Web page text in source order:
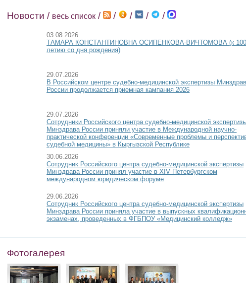
Новости / весь список/ / / / /
03.08.2026
ТАМАРА КОНСТАНТИНОВНА ОСИПЕНКОВА-ВИЧТОМОВА (к
летию со дня рождения)
29.07.2026
В Российском центре судебно-медицинской экспертизы
России продолжается приемная кампания 2026
29.07.2026
Сотрудники Российского центра судебно-медицинской
Минздрава России приняли участие в Международной научно-
практической конференции «Современные проблемы и
судебной медицины» в Кыргызской Республике
30.06.2026
Сотрудник Российского центра судебно-медицинской экспертизы
Минздрава России принял участие в XIV Петербургском
международном юридическом форуме
29.06.2026
Сотрудник Российского центра судебно-медицинской экспертизы
Минздрава России приняла участие в выпускных
экзаменах, проведенных в ФГБПОУ «Медицинский колледж»
Фотогалерея